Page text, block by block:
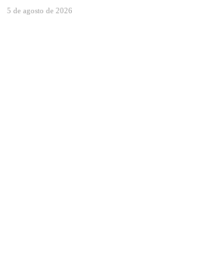
5 de agosto de 2026